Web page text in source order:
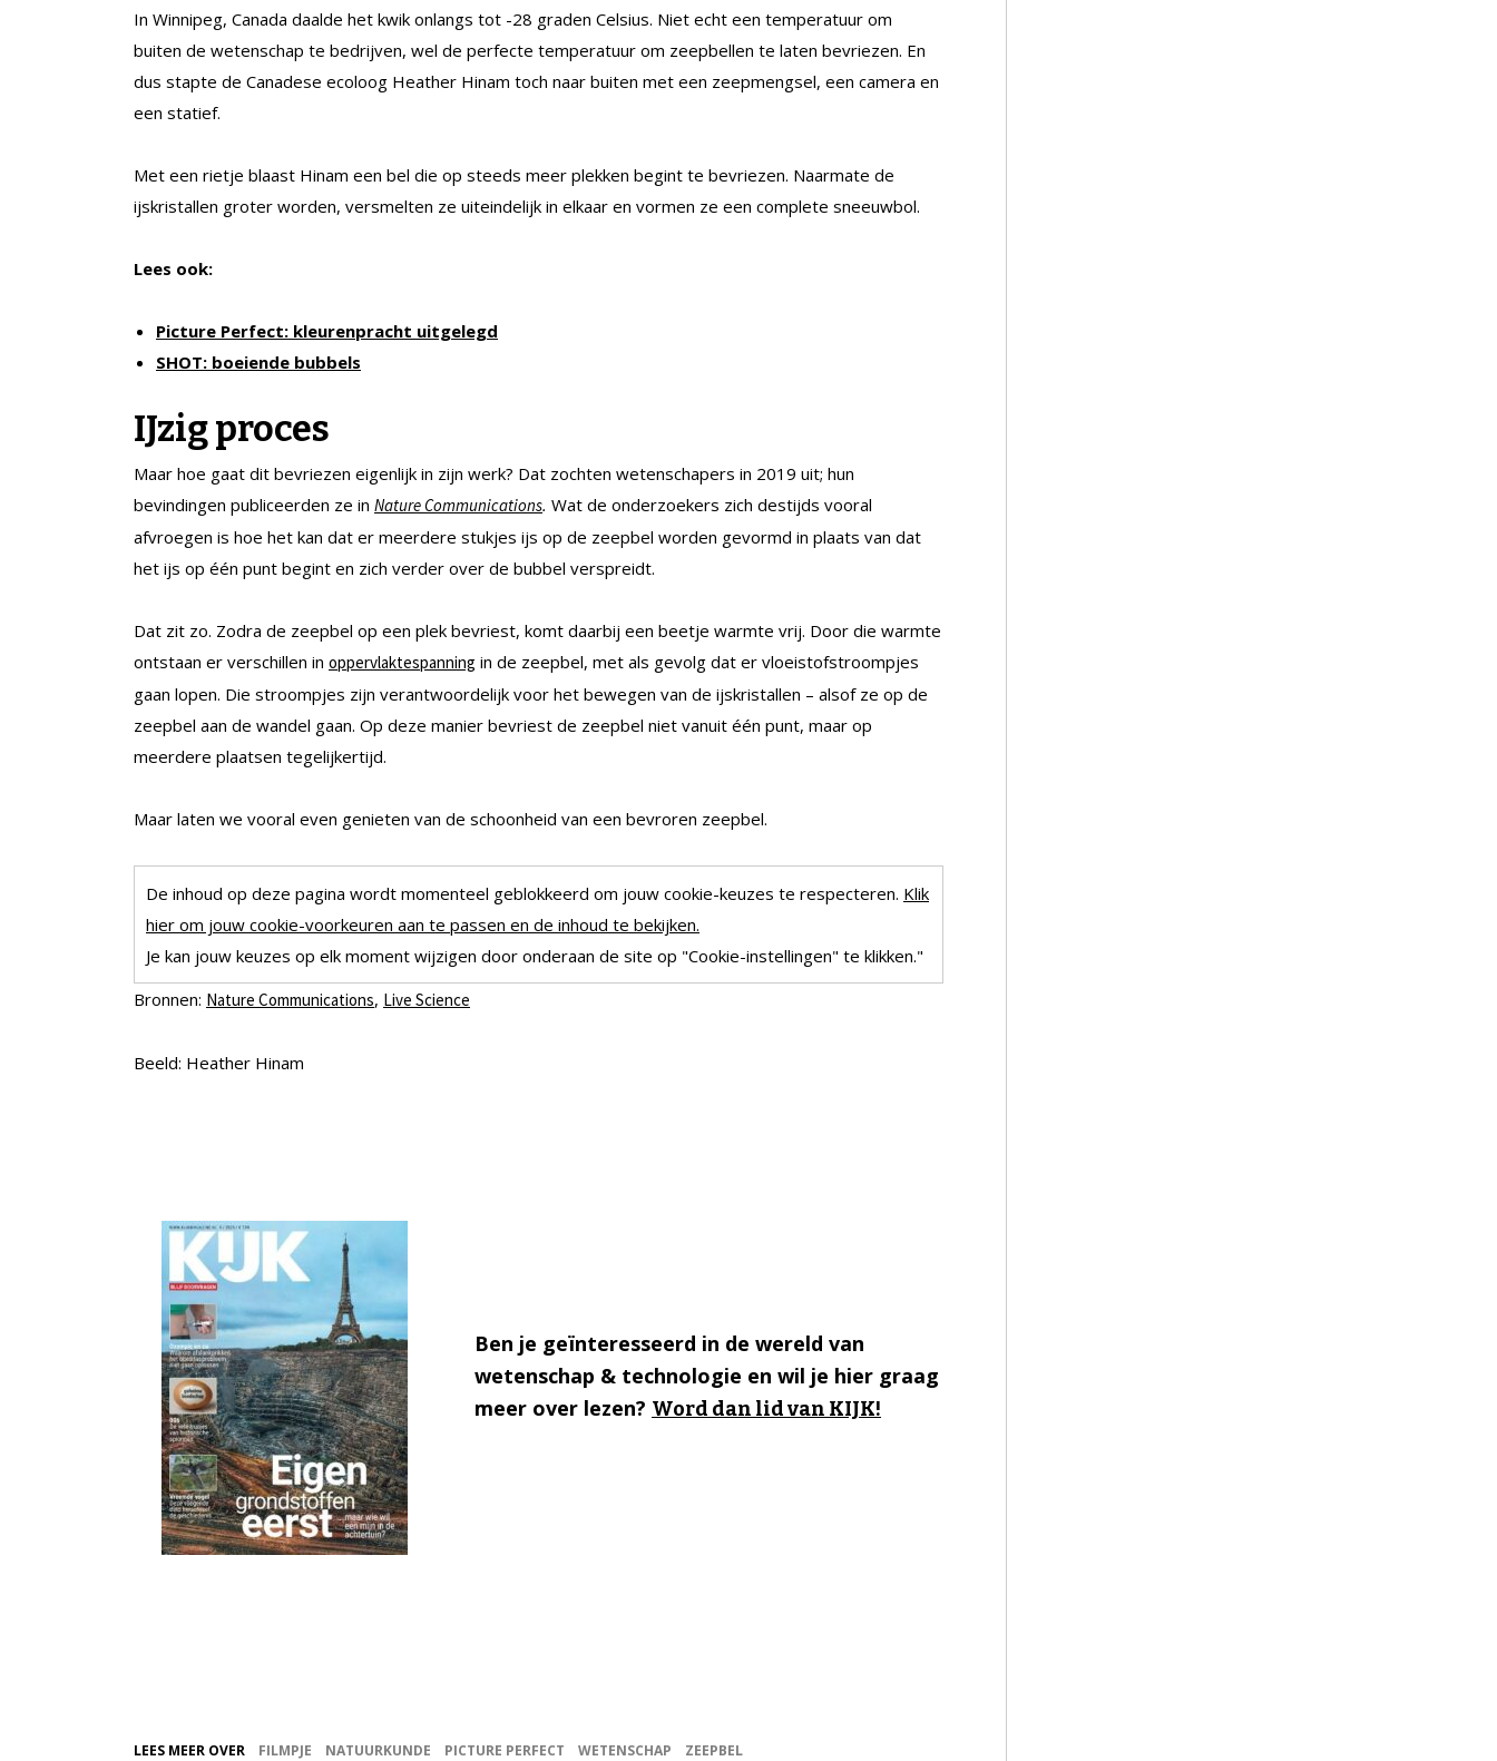
In Winnipeg, Canada daalde het kwik onlangs tot -28 graden Celsius. Niet echt een temperatuur om
buiten de wetenschap te bedrijven, wel de perfecte temperatuur om zeepbellen te laten bevriezen. En
dus stapte de Canadese ecoloog Heather Hinam toch naar buiten met een zeepmengsel, een camera en
een statief.
Met een rietje blaast Hinam een bel die op steeds meer plekken begint te bevriezen. Naarmate de
ijskristallen groter worden, versmelten ze uiteindelijk in elkaar en vormen ze een complete sneeuwbol.
Lees ook:
Picture Perfect: kleurenpracht uitgelegd
SHOT: boeiende bubbels
IJzig proces
Maar hoe gaat dit bevriezen eigenlijk in zijn werk? Dat zochten wetenschapers in 2019 uit; hun
bevindingen publiceerden ze in Nature Communications. Wat de onderzoekers zich destijds vooral
afvroegen is hoe het kan dat er meerdere stukjes ijs op de zeepbel worden gevormd in plaats van dat
het ijs op één punt begint en zich verder over de bubbel verspreidt.
Dat zit zo. Zodra de zeepbel op een plek bevriest, komt daarbij een beetje warmte vrij. Door die warmte
ontstaan er verschillen in oppervlaktespanning in de zeepbel, met als gevolg dat er vloeistofstroompjes
gaan lopen. Die stroompjes zijn verantwoordelijk voor het bewegen van de ijskristallen – alsof ze op de
zeepbel aan de wandel gaan. Op deze manier bevriest de zeepbel niet vanuit één punt, maar op
meerdere plaatsen tegelijkertijd.
Maar laten we vooral even genieten van de schoonheid van een bevroren zeepbel.
De inhoud op deze pagina wordt momenteel geblokkeerd om jouw cookie-keuzes te respecteren. Klik
hier om jouw cookie-voorkeuren aan te passen en de inhoud te bekijken.
Je kan jouw keuzes op elk moment wijzigen door onderaan de site op "Cookie-instellingen" te klikken."
Bronnen: Nature Communications, Live Science
Beeld: Heather Hinam
Ben je geïnteresseerd in de wereld van
wetenschap & technologie en wil je hier graag
meer over lezen? Word dan lid van KIJK!
LEES MEER OVER FILMPJE NATUURKUNDE PICTURE PERFECT WETENSCHAP ZEEPBEL